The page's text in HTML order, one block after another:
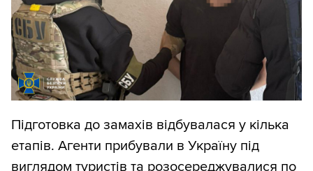
Підготовка до замахів відбувалася у кілька
етапів. Агенти прибували в Україну під
виглядом туристів та розосереджувалися по